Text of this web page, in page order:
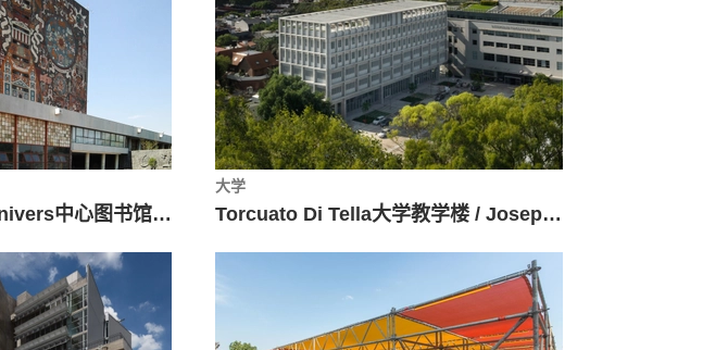
AD经典：Ciudad Univers中心图书馆 / Juan O´Gorman
大学
Torcuato Di Tella大学教学楼 / Josep Ferrando Architecture